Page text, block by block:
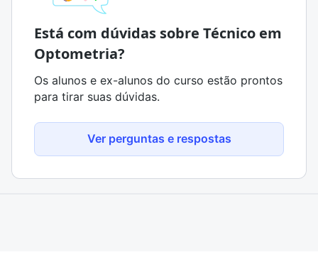
Está com dúvidas sobre Técnico em
Optometria?
Os alunos e ex-alunos do curso estão prontos
para tirar suas dúvidas.
Ver perguntas e respostas